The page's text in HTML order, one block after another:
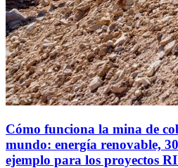
Cómo funciona la mina de
mundo: energía renovable,
ejemplo para los proyectos